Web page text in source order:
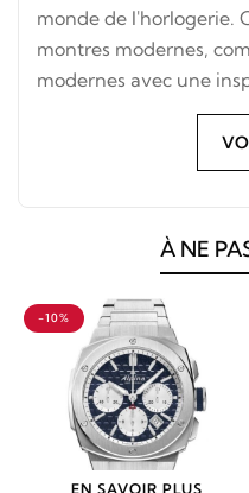
monde de l'horlogerie.
montres modernes,
modernes avec une
À NE
EN SAVOIR PLUS
-10%